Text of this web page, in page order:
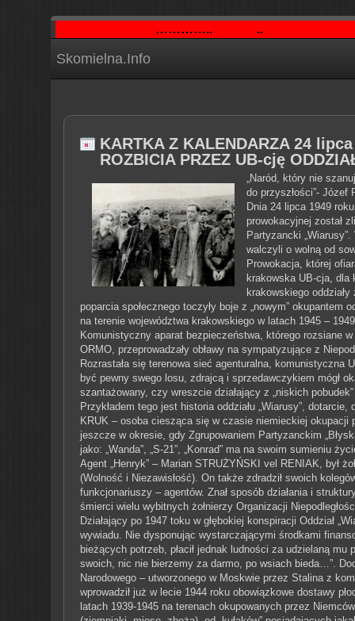
…………..
Skomielna.Info
KARTKA Z KALENDARZA 24
ROZBICIA PRZEZ UB-cję
„Naród, który nie
do przyszłości”- Józef
Dnia 24 lipca 1949
prowokacyjnej został
Partyzancki „Wiarusy”.
walczyli o wolną od
Prowokacja, której
krakowska UB-cja, dla
krakowskiego
poparcia społecznego toczyły boje z „nowym”
na terenie województwa krakowskiego w latach 1945 –
Komunistyczny aparat bezpieczeństwa, którego rozsiane
ORMO, przeprowadzały obławy na sympatyzujące z
Rozrastała się terenowa sieć agenturalna, komunistyczna
być pewny swego losu, zdrajcą i sprzedawczykiem mógł
szantażowany, czy wreszcie działający z „niskich
Przykładem tego jest historia oddziału „Wiarusy”,
KRUK – osoba ciesząca się w czasie niemieckiej okupacji
jeszcze w okresie, gdy Zgrupowaniem Partyzanckim
jako: „Wanda”, „S-21”, „Konrad” ma na swoim sumieniu
Agent „Henryk” – Marian STRUŻYŃSKI vel RENIAK, był
(Wolność i Niezawisłość). On także zdradził swoich
funkcjonariuszy – agentów. Znał sposób działania i
śmierci wielu wybitnych żołnierzy Organizacji
Działający po 1947 toku w głębokiej konspiracji Oddział
wywiadu. Nie dysponując wystarczającymi środkami
bieżących potrzeb, płacił jednak ludności za udzielaną
swoich, nic nie bierzemy za darmo, po wsiach bieda…”.
Narodowego – utworzonego w Moskwie przez Stalina z
wprowadził już w lecie 1944 roku obowiązkowe dostawy
latach 1939-1945 na terenach okupowanych przez